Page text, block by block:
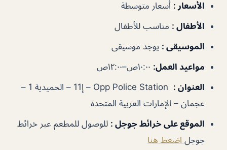
الأسعار : أسعار متوسطة
الأطفال : مناسب للأطفال
الموسيقى : يوجد موسيقى
مواعيد العمل:
العنوان :
Opp Police Station – إ11 – الحميدية 1 –
عجمان – الإمارات العربية المتحدة
الموقع على خرائط جوجل : للوصول للمطعم عبر خرائط
جوجل اضغط هنا